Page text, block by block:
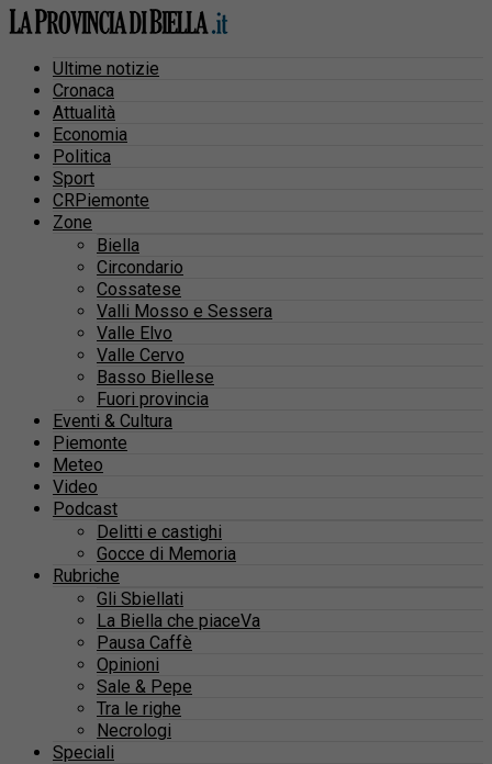
Ultime notizie
Cronaca
Attualità
Economia
Politica
Sport
CRPiemonte
Zone
Biella
Circondario
Cossatese
Valli Mosso e Sessera
Valle Elvo
Valle Cervo
Basso Biellese
Fuori provincia
Eventi & Cultura
Piemonte
Meteo
Video
Podcast
Delitti e castighi
Gocce di Memoria
Rubriche
Gli Sbiellati
La Biella che piaceVa
Pausa Caffè
Opinioni
Sale & Pepe
Tra le righe
Necrologi
Speciali